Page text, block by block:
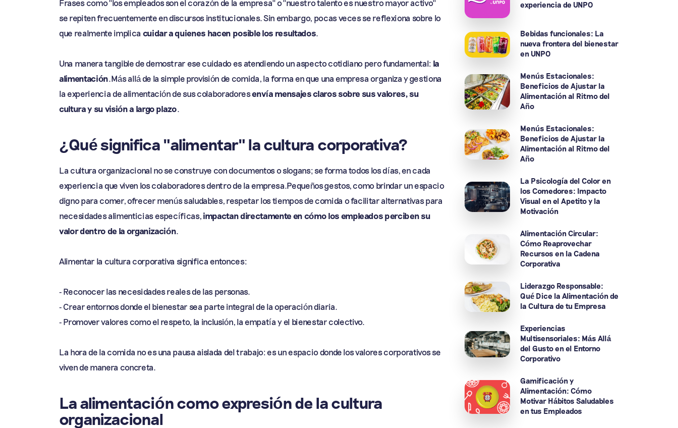
Frases como "los empleados son el corazón de la empresa" o "nuestro talento es nuestro mayor activo"
se repiten frecuentemente en discursos institucionales. Sin embargo, pocas veces se reflexiona sobre lo
que realmente implica cuidar a quienes hacen posible los resultados.
Una manera tangible de demostrar ese cuidado es atendiendo un aspecto cotidiano pero fundamental: la
alimentación.Más allá de la simple provisión de comida, la forma en que una empresa organiza y gestiona
la experiencia de alimentación de sus colaboradoresenvía mensajes claros sobre sus valores, su
cultura y su visión a largo plazo.
¿Qué significa "alimentar" la cultura corporativa?
La cultura organizacional no se construye con documentos o slogans; se forma todos los días, en cada
experiencia que viven los colaboradores dentro de la empresa.Pequeños gestos, como brindar un espacio
digno para comer, ofrecer menús saludables, respetar los tiempos de comida o facilitar alternativas para
necesidades alimenticias específicas, impactan directamente en cómo los empleados perciben su
valor dentro de la organización.
Alimentar la cultura corporativa significa entonces:
- Reconocer las necesidades reales de las personas.
- Crear entornos donde el bienestar sea parte integral de la operación diaria.
- Promover valores como el respeto, la inclusión, la empatía y el bienestar colectivo.
La hora de la comida no es una pausa aislada del trabajo: es un espacio donde los valores corporativos se
viven de manera concreta.
La alimentación como expresión de la cultura
organizacional
experiencia de UNPO
Bebidas funcionales: La
nueva frontera del bienestar
en UNPO
Menús Estacionales:
Beneficios de Ajustar la
Alimentación al Ritmo del
Año
Menús Estacionales:
Beneficios de Ajustar la
Alimentación al Ritmo del
Año
La Psicología del Color en
los Comedores: Impacto
Visual en el Apetito y la
Motivación
Alimentación Circular:
Cómo Reaprovechar
Recursos en la Cadena
Corporativa
Liderazgo Responsable:
Qué Dice la Alimentación de
la Cultura de tu Empresa
Experiencias
Multisensoriales: Más Allá
del Gusto en el Entorno
Corporativo
Gamificación y
Alimentación: Cómo
Motivar Hábitos Saludables
en tus Empleados